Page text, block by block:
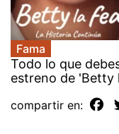
Fama
Todo lo que
estreno de 'Betty
compartir en: